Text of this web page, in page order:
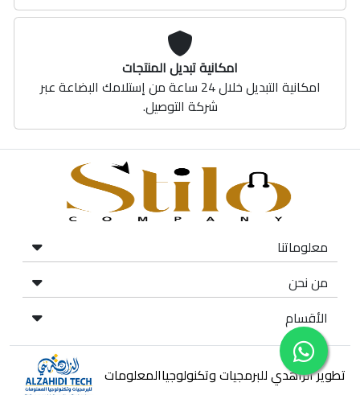
امكانية تبديل المنتجات
امكانية التبديل خلال 24 ساعة من إستلامك البضاعة عبر
شركة التوصيل.
معلوماتنا
من نحن
الأقسام
تطوير الزاهدي للبرمجيات وتكنولوجياالمعلومات